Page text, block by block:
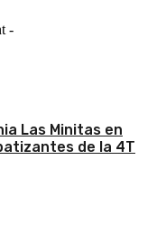
-
Las Minitas en
de la 4T